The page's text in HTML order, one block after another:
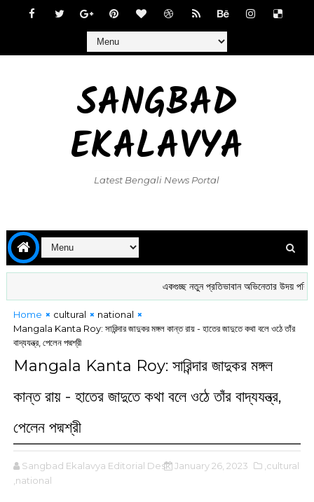
SANGBAD
EKALAVYA
Latest Bengali News Portal
একগুচ্ছ নতুন প্রতিভাবান অভিনেতার উদয়
Home cultural
national
Mangala Kanta Roy: সারিন্দার জাদুকর মঙ্গল কান্ত রায় - হাতের জাদুতে কথা বলে ওঠে তাঁর
বাদ্যযন্ত্র, পেলেন পদ্মশ্রী
Mangala Kanta Roy: সারিন্দার জাদুকর মঙ্গল
কান্ত রায় - হাতের জাদুতে কথা বলে ওঠে তাঁর বাদ্যযন্ত্র,
পেলেন পদ্মশ্রী
Sangbad Ekalavya Editorial Desk January 26, 2023
,cultural
,national